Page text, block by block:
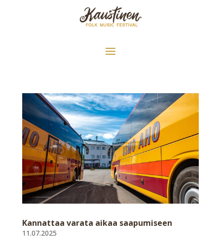
Kannattaa varata aikaa saapumiseen
11.07.2025